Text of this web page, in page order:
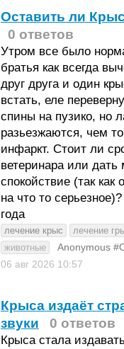
Оставить ли
0 ответов
Утром все было
братья как всегда
друг друга и один
встать, еле
спины на пузико, но
разьезжаются, чем
инфаркт. Стоит ли
ветеринара или
спокойствие (так как
на что то
года
лечение крыс
лечение
животные
Anonymous
06 авг 2026 10:57
Крыса издаёт
звуки
0 ответов
Крыса стала